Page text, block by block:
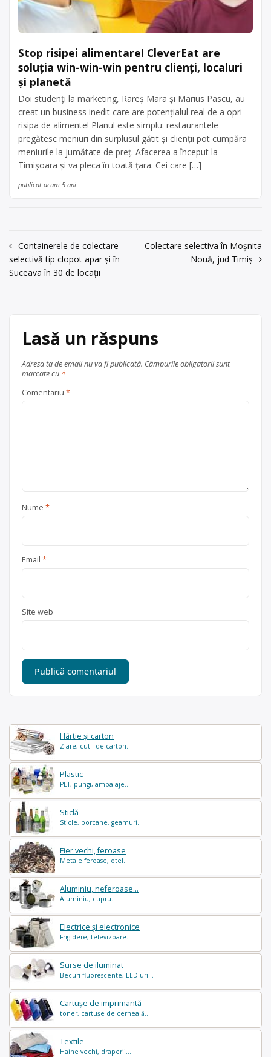
Hârtie și carton
Ziare, cutii de carton...
Plastic
PET, pungi, ambalaje...
Sticlă
Sticle, borcane, geamuri...
Fier vechi, feroase
Metale feroase, otel...
Aluminiu, neferoase...
Aluminiu, cupru...
Electrice și electronice
Frigidere, televizoare...
Surse de iluminat
Becuri fluorescente, LED-uri...
Cartușe de imprimantă
toner, cartușe de cerneală...
Textile
Haine vechi, draperii...
Stop risipei alimentare! CleverEat are
soluția win-win-win pentru clienți, localuri
și planetă
Doi studenți la marketing, Rareș Mara și Marius Pascu, au
creat un business inedit care are potențialul real de a opri
risipa de alimente! Planul este simplu: restaurantele
pregătesc meniuri din surplusul gătit și clienții pot cumpăra
meniurile la jumătate de preț. Afacerea a început la
Timișoara și va pleca în toată țara. Cei care […]
publicat acum 5 ani
Navigare
în
Containerele de colectare
selectivă tip clopot apar și în
Suceava în 30 de locații
Colectare selectiva în Moșnita
Nouă, jud Timiș
Lasă un răspuns
Adresa ta de email nu va fi publicată. Câmpurile obligatorii sunt
marcate cu *
Comentariu *
Nume *
Email *
Site web